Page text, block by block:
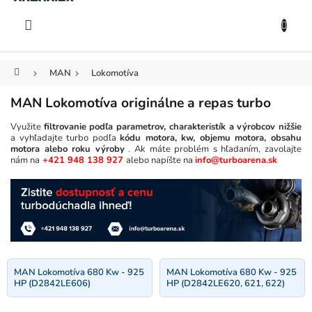
Prejsť
obsah
DomovMAN Lokomotíva
MAN Lokomotíva originálne a repas turbo
Využite filtrovanie podľa parametrov, charakteristík a výrobcov nižšie
a vyhľadajte turbo podľakódu motora, kw, objemu motora, obsahu
motora alebo roku výroby. Ak máte problém s hľadaním, zavolajte
nám na +421 948 138 927 alebo napíšte na info@turboarena.sk
MAN Lokomotíva 680 Kw - 925
HP (D2842LE606)
MAN Lokomotíva 680 Kw - 925
HP (D2842LE620, 621, 622)